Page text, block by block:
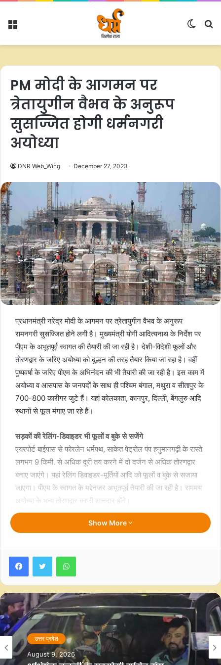
Menu
Switch
PM मोदी के आगमन पर
त्रेतायुगीन वैभव के अनुरूप
सुसज्जित होगी धर्मनगरी
अयोध्या
DNR Web_Wing December 27, 2023
प्रधानमंत्री नरेंद्र मोदी के आगमन पर त्रेतायुगीन वैभव के अनुरूप
रामनगरी सुसज्जित होने लगी है। मुख्यमंत्री योगी आदित्यनाथ के निर्देश पर
पीएम के अभूतपूर्व स्वागत की तैयारी की जा रही है। देशी-विदेशी फूलों और
तोरणद्वार के जरिए अयोध्या को दुल्हन की तरह तैयार किया जा रहा है। वहीं
पुष्पवर्षा के जरिए पीएम के अभिनंदन की भी तैयारी की जा रही है। इस काम में
अयोध्या व आसपास के जनपदों के साथ ही पश्चिम बंगाल, मथुरा व सीतापुर के
700-800 कारीगर जुटे हैं। यहां कोलकाता, कानपुर, दिल्ली, बेंगलुरु आदि
स्थानों से फूल मंगाए जा रहे हैं।
सड़कों की रेलिंग-डिवाइडर भी फूलों व बुके से सजेंगे
एयरपोर्ट बाईपास से फोरलेन धर्मपथ, साकेत पेट्रोल पंप हनुमानगढ़ी के रास्ते
लगभग 9 किमी. से अधिक दूरी तय करने में दो दर्जन से अधिक तोरणद्वार
बनाए जाएंगे। यहां रेलिंग डिवाइडर-मूर्तियों आदि को फूलों व बुके से सजाया
जाएगा। पीएम के स्वागत के मद्देनजर अभूतपूर्व तैयारी की जा रही है। राममय
अयोध्या के भव्य तोरणद्वार काफी शानदार होंगे।
देशी-विदेशी फूलों से महक उठेगी अयोध्या
उठेगी। लगभग 20 डीसीएम से अधिक फूल (अनुमानित 1,44,000 कुंतल)
लगाए जाएंगे। इनमें कोलकाता से गेंदा की लड़ी, कानपुर व दिल्ली से अशोक
इनथेरियम, कोनिया, कार्नेसन, टाटा रोज, स्टार, डेली, जरबेरा के साथ ही
विक्टोरिया, सन ऑफ इंडिया, पैराग्रास, मनोकोमली, चाइना पत्ती, घोड़ापाम,
एरिका पान आदि से सजावट की जाएगी। वहीं गेंदा, गुलाब, रजनीगंधा, कनेर,
डहलिया आदि फूल से भी रास्तों को सजाया जाएगा।
Show More
FacebookTwitter WhatsApp
उत्तर प्रदेश
August 9, 2026
उत्तर प्रदेश